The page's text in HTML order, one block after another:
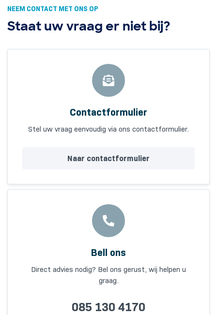
NEEM CONTACT MET ONS OP
Staat uw vraag er niet bij?
Contactformulier
Stel uw vraag eenvoudig via ons contactformulier.
Naar contactformulier
Bell ons
Direct advies nodig? Bel ons gerust, wij helpen u
graag.
085 130 4170